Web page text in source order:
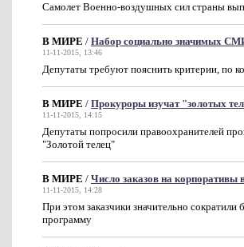
Самолет Военно-воздушных сил страны
В МИРЕ / Набор социально значимых
11-11-2015, 13:46
Депутаты требуют пояснить критерии, по
В МИРЕ / Прокуроры изучат "золотых
11-11-2015, 14:15
Депутаты попросили правоохранителей
"Золотой телец"
В МИРЕ / Число заказов на корпоративы
11-11-2015, 14:28
При этом заказчики значительно
программу